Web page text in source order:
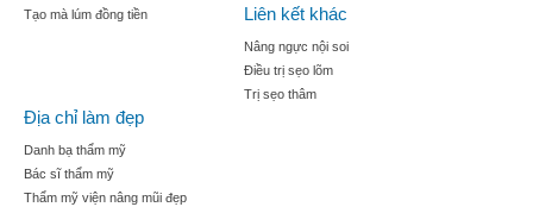
Tạo mà lúm đồng tiền
Liên kết khác
Nâng ngực nội soi
Điều trị sẹo lõm
Trị sẹo thâm
Địa chỉ làm đẹp
Danh bạ thẩm mỹ
Bác sĩ thẩm mỹ
Thẩm mỹ viện nâng mũi đẹp